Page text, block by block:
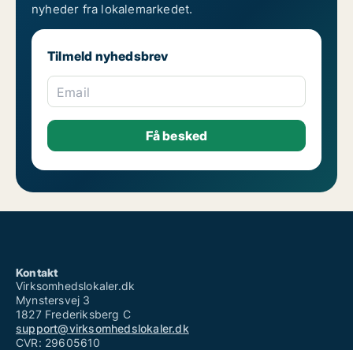
nyheder fra lokalemarkedet.
Tilmeld nyhedsbrev
Email
Kontakt
Virksomhedslokaler.dk
Mynstersvej 3
1827 Frederiksberg C
support@virksomhedslokaler.dk
CVR: 29605610